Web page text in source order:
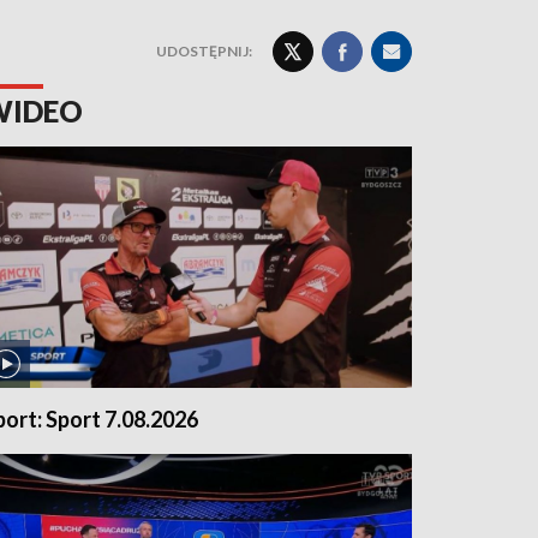
UDOSTĘPNIJ:
Sport 7.08.2026